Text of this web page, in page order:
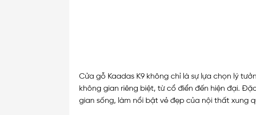
Cửa gỗ Kaadas K9 không chỉ là sự lựa chọn lý
không gian riêng biệt, từ cổ điển đến hiện đại.
gian sống, làm nổi bật vẻ đẹp của nội thất xung